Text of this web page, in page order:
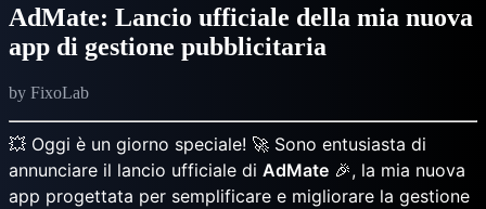
AdMate: Lancio ufficiale della mia nuova
app di gestione pubblicitaria
by FixoLab
💥 Oggi è un giorno speciale! 🚀 Sono entusiasta di
annunciare il lancio ufficiale di AdMate 🎉, la mia nuova
app progettata per semplificare e migliorare la gestione